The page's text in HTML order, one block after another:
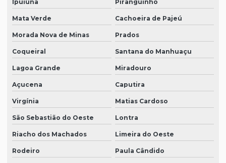
Ipuiúna Piranguinho
Mata Verde Cachoeira de Pajeú
Morada Nova de Minas Prados
Coqueiral Santana do Manhuaçu
Lagoa Grande Miradouro
Açucena Caputira
Virgínia Matias Cardoso
São Sebastião do Oeste Lontra
Riacho dos Machados Limeira do Oeste
Rodeiro Paula Cândido